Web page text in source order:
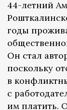
44-летний
годы
Он стал
поскольку
в
с
им платить.